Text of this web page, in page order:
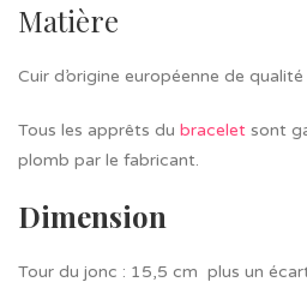
Matière
Cuir d’origine européenne de
Tous les apprêts du bracelet sont
plomb par le fabricant.
Dimension
Tour du jonc : 15,5 cm plus un